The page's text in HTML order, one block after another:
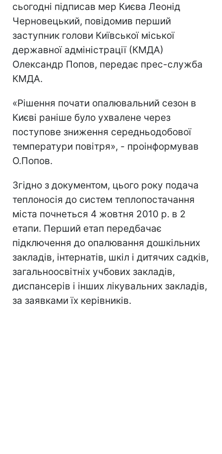
сьогодні підписав мер Києва Леонід
Черновецький, повідомив перший
заступник голови Київської міської
державної адміністрації (КМДА)
Олександр Попов, передає прес-служба
КМДА.
«Рішення почати опалювальний сезон в
Києві раніше було ухвалене через
поступове зниження середньодобової
температури повітря», - проінформував
О.Попов.
Згідно з документом, цього року подача
теплоносія до систем теплопостачання
міста почнеться 4 жовтня 2010 р. в 2
етапи. Перший етап передбачає
підключення до опалювання дошкільних
закладів, інтернатів, шкіл і дитячих садків,
загальноосвітніх учбових закладів,
диспансерів і інших лікувальних закладів,
за заявками їх керівників.